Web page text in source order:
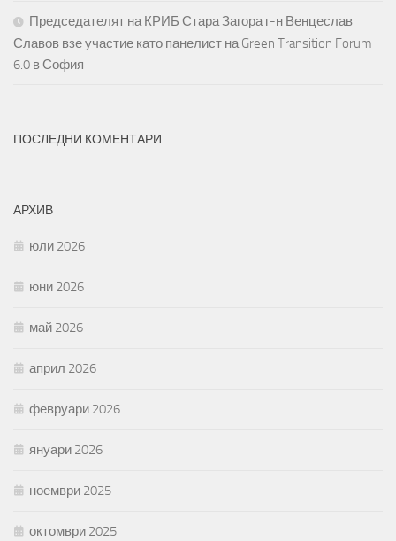
Председателят на КРИБ Стара Загора г-н Венцеслав
Славов взе участие като панелист на Green Transition Forum
6.0 в София
ПОСЛЕДНИ КОМЕНТАРИ
АРХИВ
юли 2026
юни 2026
май 2026
април 2026
февруари 2026
януари 2026
ноември 2025
октомври 2025